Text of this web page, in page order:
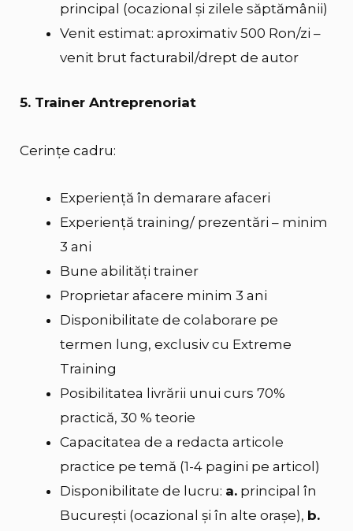
principal (ocazional și zilele săptămânii)
Venit estimat: aproximativ 500 Ron/zi –
venit brut facturabil/drept de autor
5. Trainer Antreprenoriat
Cerințe cadru:
Experiență în demarare afaceri
Experienţă training/ prezentări – minim
3 ani
Bune abilități trainer
Proprietar afacere minim 3 ani
Disponibilitate de colaborare pe
termen lung, exclusiv cu Extreme
Training
Posibilitatea livrării unui curs 70%
practică, 30 % teorie
Capacitatea de a redacta articole
practice pe temă (1-4 pagini pe articol)
Disponibilitate de lucru: a. principal în
Bucureşti (ocazional şi în alte orașe), b.